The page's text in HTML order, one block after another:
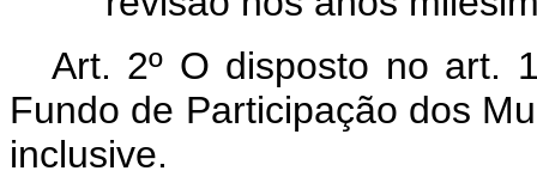
Art. 2º O disposto no art.
Fundo de Participação dos
inclusive.